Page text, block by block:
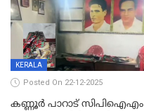
KERALA
Posted On 22-12-2025
കണ്ണൂർ പാറാട് സിപിഐഎം